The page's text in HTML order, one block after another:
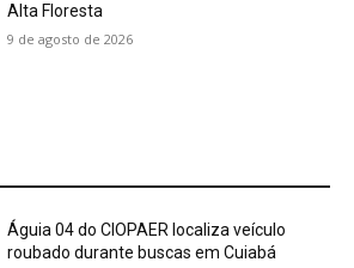
Alta Floresta
9 de agosto de 2026
Águia 04 do CIOPAER localiza veículo
roubado durante buscas em Cuiabá